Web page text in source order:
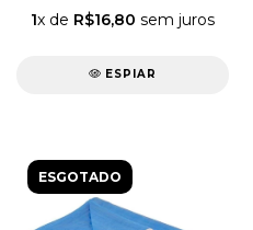
1x de R$16,80 sem juros
ESPIAR
ESGOTADO